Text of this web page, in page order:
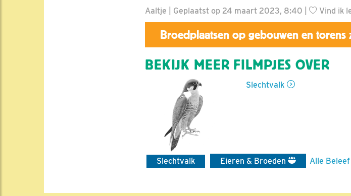
Aaltje | Geplaatst op 24 maart 2023, 8:40 | Vind ik
Broedplaatsen op gebouwen en torens
BEKIJK MEER FILMPJES OVER
Slechtvalk
Slechtvalk Eieren & Broeden Alle